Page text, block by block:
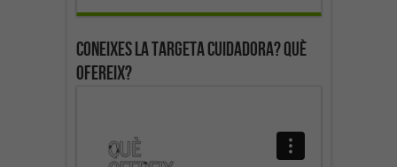
Coneixes la targeta cuidadora? Què
ofereix?